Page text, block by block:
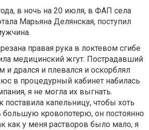
в ночь на 20 июля, в ФАП села
Марьяна Делянская, поступил
правая рука в локтевом сгибе
медицинский жгут. Пострадавший
и дрался и плевался и оскорблял
в процедурный кабинет набилась
я не могла их выгнать.
поставила капельницу, чтобы хоть
большую кровопотерю, он постоянно
как у меня растворов было мало, я